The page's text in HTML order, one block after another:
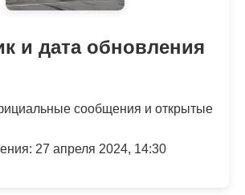
и дата обновления
сообщения и открытые
27 апреля 2024, 14:30